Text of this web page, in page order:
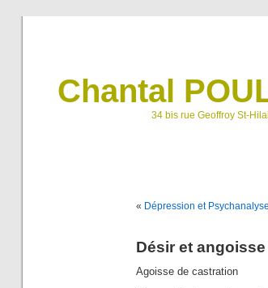
Chantal
34 bis rue Geoffroy St-
« Dépression et Psychanalyse
Désir et
Agoisse de castration